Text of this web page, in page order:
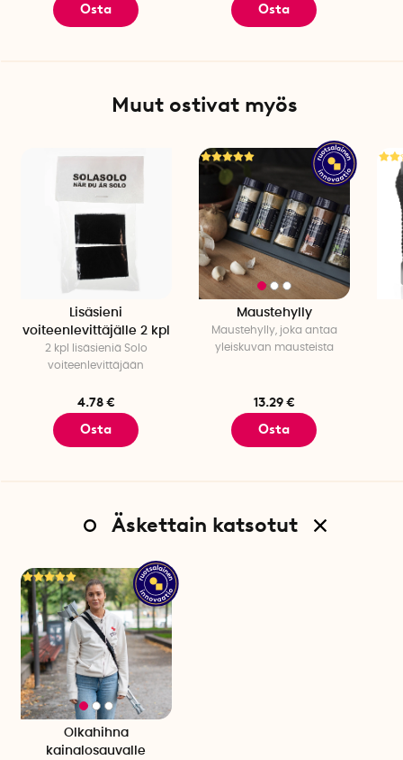
Osta Osta
Muut ostivat myös
Lisäsieni
voiteenlevittäjälle 2 kpl
2 kpl lisäsieniä Solo
voiteenlevittäjään
4.78 €
Osta
Maustehylly
Maustehylly, joka antaa
yleiskuvan mausteista
13.29 €
Osta
Äskettain katsotut
Olkahihna
kainalosauvalle